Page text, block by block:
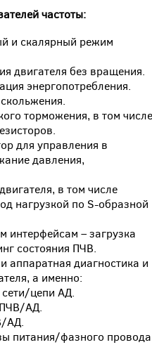
частоты:
и скалярный режим
двигателя без вращения.
энергопотребления.
торможения, в том
для управления в
давления,
в том числе
нагрузкой по S-образной
интерфейсам – загрузка
состояния ПЧВ.
аппаратная диагностика и
а именно:
цепи АД.
АД.
АД.
питания/фазного провода